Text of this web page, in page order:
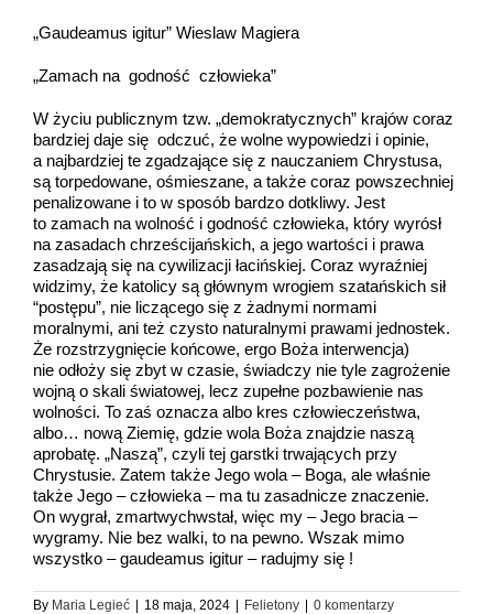
„Gaudeamus igitur” Wieslaw Magiera
„Zamach na godność człowieka”
W życiu publicznym tzw. „demokratycznych” krajów coraz
bardziej daje się odczuć, że wolne wypowiedzi i opinie,
a najbardziej te zgadzające się z nauczaniem Chrystusa,
są torpedowane, ośmieszane, a także coraz powszechniej
penalizowane i to w sposób bardzo dotkliwy. Jest
to zamach na wolność i godność człowieka, który wyrósł
na zasadach chrześcijańskich, a jego wartości i prawa
zasadzają się na cywilizacji łacińskiej. Coraz wyraźniej
widzimy, że katolicy są głównym wrogiem szatańskich sił
“postępu”, nie liczącego się z żadnymi normami
moralnymi, ani też czysto naturalnymi prawami jednostek.
Że rozstrzygnięcie końcowe, ergo Boża interwencja)
nie odłoży się zbyt w czasie, świadczy nie tyle zagrożenie
wojną o skali światowej, lecz zupełne pozbawienie nas
wolności. To zaś oznacza albo kres człowieczeństwa,
albo… nową Ziemię, gdzie wola Boża znajdzie naszą
aprobatę. „Naszą”, czyli tej garstki trwających przy
Chrystusie. Zatem także Jego wola – Boga, ale właśnie
także Jego – człowieka – ma tu zasadnicze znaczenie.
On wygrał, zmartwychwstał, więc my – Jego bracia –
wygramy. Nie bez walki, to na pewno. Wszak mimo
wszystko – gaudeamus igitur – radujmy się !
By Maria Legieć | 18 maja, 2024 | Felietony | 0 komentarzy